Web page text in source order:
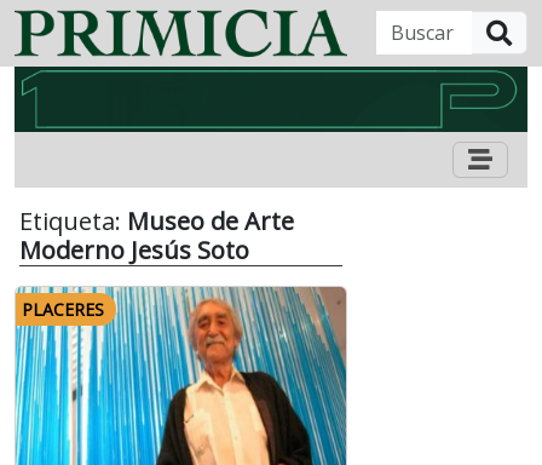
Etiqueta: Museo de Arte
Moderno Jesús Soto
PLACERES